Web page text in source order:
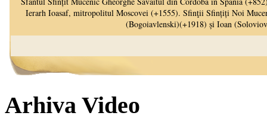
Arhiva Video